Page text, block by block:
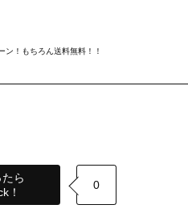
ン！もちろん送料無料！！
ら
！
0